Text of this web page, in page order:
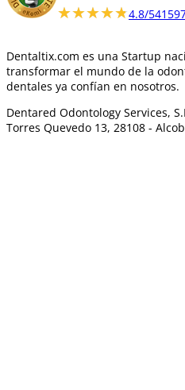
★★★★★
★★★★★4.8/5
Dentaltix.com es una Startup
transformar el mundo de la
dentales ya confían en nosotros.
Dentared Odontology Services,
Torres Quevedo 13, 28108 -